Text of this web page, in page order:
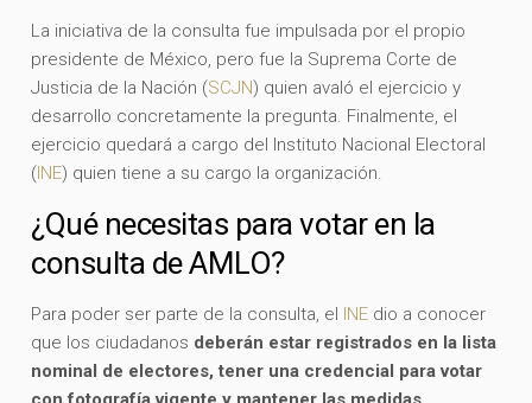
La iniciativa de la consulta fue impulsada por el propio
presidente de México, pero fue la Suprema Corte de
Justicia de la Nación (SCJN) quien avaló el ejercicio y
desarrollo concretamente la pregunta. Finalmente, el
ejercicio quedará a cargo del Instituto Nacional Electoral
( INE) quien tiene a su cargo la organización.
¿Qué necesitas para votar en la
consulta de AMLO?
Para poder ser parte de la consulta, el INE dio a conocer
que los ciudadanos deberán estar registrados en la lista
nominal de electores, tener una credencial para votar